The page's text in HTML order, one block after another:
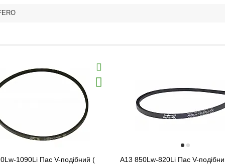
1090Li Пас V-подібний (
A13 850Lw-820Li Пас V-